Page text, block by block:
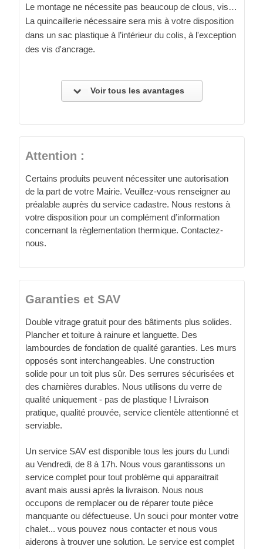
Le montage ne nécessite pas beaucoup de clous, vis…
La quincaillerie nécessaire sera mis à votre disposition
dans un sac plastique à l’intérieur du colis, à l'exception
des vis d'ancrage.
Voir tous les avantages
Attention :
Certains produits peuvent nécessiter une autorisation
de la part de votre Mairie. Veuillez-vous renseigner au
préalable auprès du service cadastre. Nous restons à
votre disposition pour un complément d’information
concernant la règlementation thermique. Contactez-
nous.
Garanties et SAV
Double vitrage gratuit pour des bâtiments plus solides.
Plancher et toiture à rainure et languette. Des
lambourdes de fondation de qualité garanties. Les murs
opposés sont interchangeables. Une construction
solide pour un toit plus sûr. Des serrures sécurisées et
des charnières durables. Nous utilisons du verre de
qualité uniquement - pas de plastique ! Livraison
pratique, qualité prouvée, service clientèle attentionné et
serviable.
Un service SAV est disponible tous les jours du Lundi
au Vendredi, de 8 à 17h. Nous vous garantissons un
service complet pour tout problème qui apparaitrait
avant mais aussi après la livraison. Nous nous
occupons de remplacer ou de réparer toute pièce
manquante ou défectueuse. Un souci pour monter votre
chalet... vous pouvez nous contacter et nous vous
aiderons à trouver une solution. Le service est complet